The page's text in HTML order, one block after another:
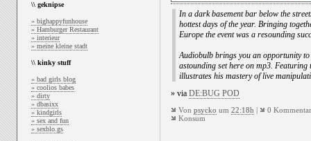
\\ geknipse
» bighappyfunhouse
» Hamburger Restaurant
» interieur
» meine kleine stadt
\\ kinky stuff
» bad girls blog
» coolios babes
» dirty
» dbasixx
» kindgirls
» sex and fun
» sexblo.gs
In a dark basement bar below the
hottest days of the year. Bringing
Europe the event was a resounding
Audiobulb brings you an opportunity to
astounding set here on mp3. Featuring
illustrates his mastery of live
» via DE:BUG POD
Von psycko um 22:18h |
0
Konsum